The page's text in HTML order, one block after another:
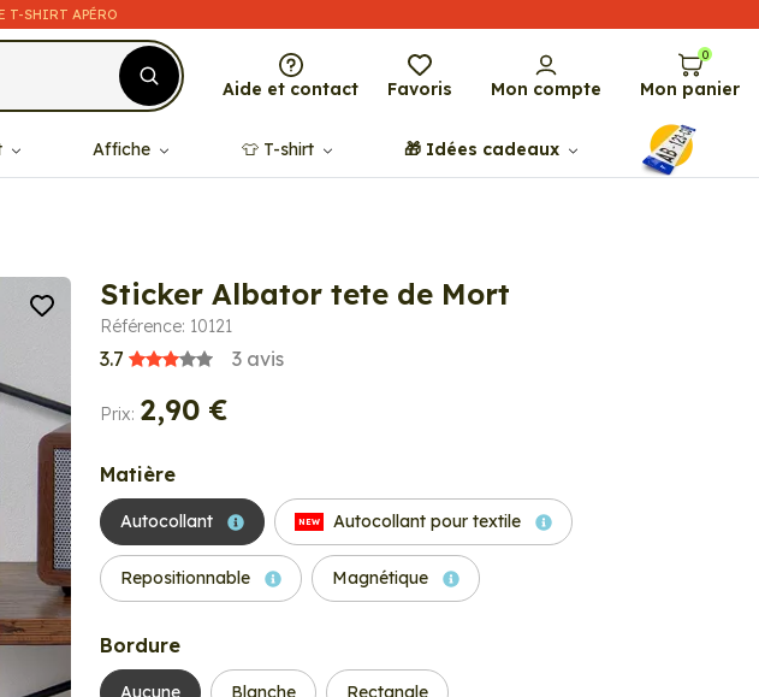
T-SHIRT APÉRO
Aide et contact Favoris Mon compte
0
Mon panier
Affiche 👕​​ T-shirt 🎁​ Idées cadeaux
Sticker Albator tete de Mort
Référence: 10121
3.7 3 avis
Prix: 2,90 €
Matière
Autocollant NEW Autocollant pour textile
Repositionnable Magnétique
Bordure
Aucune Blanche Rectangle